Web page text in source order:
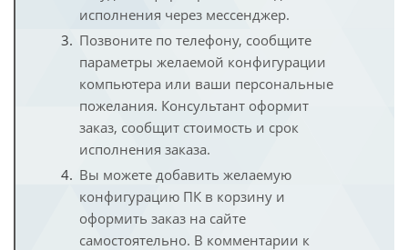
исполнения через мессенджер.
Позвоните по телефону, сообщите
параметры желаемой конфигурации
компьютера или ваши персональные
пожелания. Консультант оформит
заказ, сообщит стоимость и срок
исполнения заказа.
Вы можете добавить желаемую
конфигурацию ПК в корзину и
оформить заказ на сайте
самостоятельно. В комментарии к